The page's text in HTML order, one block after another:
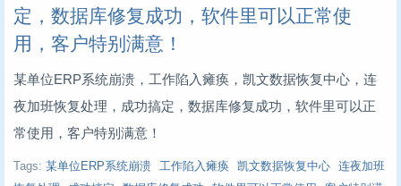
定，数据库修复成功，软件里可以正常使
用，客户特别满意！
某单位ERP系统崩溃，工作陷入瘫痪，凯文数据恢复中心，连
夜加班恢复处理，成功搞定，数据库修复成功，软件里可以正
常使用，客户特别满意！
Tags: 某单位ERP系统崩溃 工作陷入瘫痪 凯文数据恢复中心
连夜加班